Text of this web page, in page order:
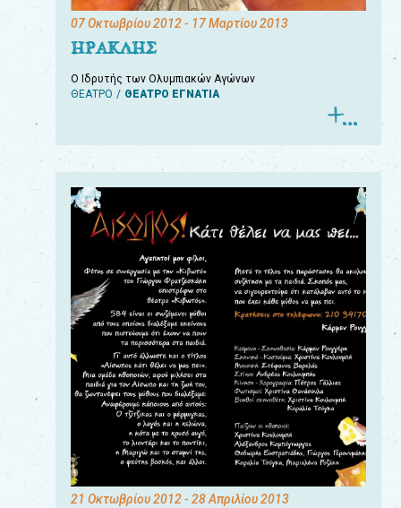
07 Οκτωβρίου 2012- 17 Μαρτίου 2013
ΗΡΑΚΛΗΣ
Ο Ιδρυτής των Ολυμπιακών Αγώνων
ΘΕΑΤΡΟ
ΘΕΑΤΡΟ ΕΓΝΑΤΙΑ
21 Οκτωβρίου 2012- 28 Απριλίου 2013